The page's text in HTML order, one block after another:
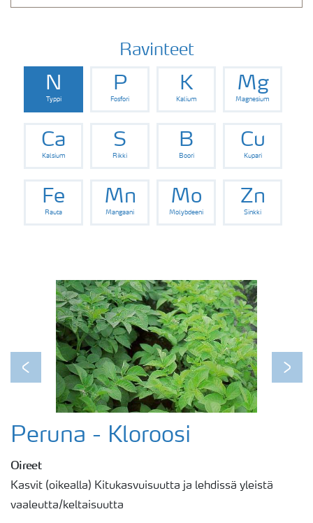
Ravinteet
N
Typpi
P
Fosfori
K
Kalium
Mg
Magnesium
Ca
Kalsium
S
Rikki
B
Boori
Cu
Kupari
Fe
Rauta
Mn
Mangaani
Mo
Molybdeeni
Zn
Sinkki
Previous Next
Peruna - Kloroosi
Oireet
Kasvit (oikealla) Kitukasvuisuutta ja lehdissä yleistä
vaaleutta/keltaisuutta